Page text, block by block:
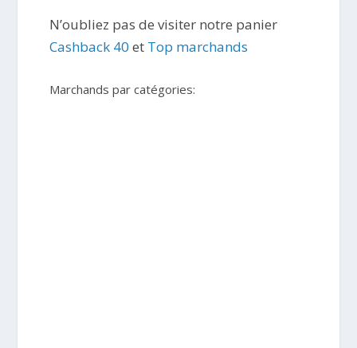
N’oubliez pas de visiter notre panier
Cashback 40 et Top marchands
Marchands par catégories: